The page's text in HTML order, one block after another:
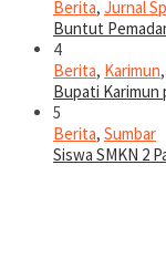
Berita, Jurnal
Buntut
4
Berita, Karimun,
Bupati Karimun
5
Berita, Sumbar
Siswa SMKN 2